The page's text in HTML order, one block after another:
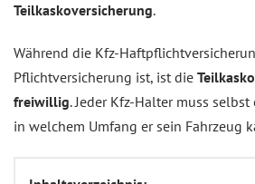
Teilkaskoversicherung.
Während die Kfz-
Pflichtversicherung ist, ist die
freiwillig. Jeder Kfz-Halter muss
in welchem Umfang er sein Fahrzeug